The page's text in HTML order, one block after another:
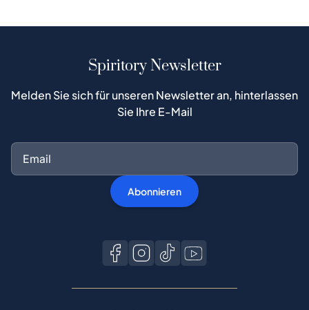
Spiritory Newsletter
Melden Sie sich für unseren Newsletter an, hinterlassen
Sie Ihre E-Mail
Abonnieren